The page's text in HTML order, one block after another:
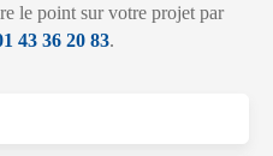
le point sur votre projet par
43 36 20 83.